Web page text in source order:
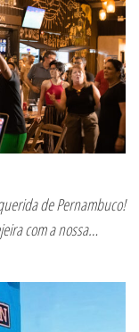
de Pernambuco!
com a nossa…